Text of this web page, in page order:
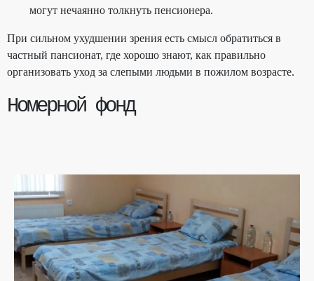
могут нечаянно толкнуть пенсионера.
При сильном ухудшении зрения есть смысл обратиться в
частный пансионат, где хорошо знают, как правильно
организовать уход за слепыми людьми в пожилом возрасте.
Номерной фонд